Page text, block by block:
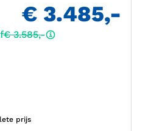
prijs
€ 3.485,-
€ 3.585,-